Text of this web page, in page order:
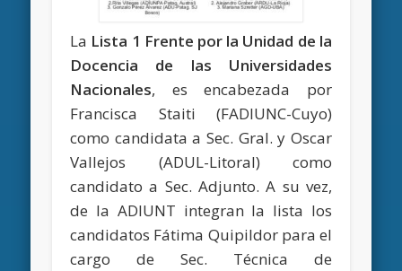
La Lista 1 Frente por la Unidad de la
Docencia de las Universidades
Nacionales, es encabezada por
Francisca Staiti (FADIUNC-Cuyo)
como candidata a Sec. Gral. y Oscar
Vallejos (ADUL-Litoral) como
candidato a Sec. Adjunto. A su vez,
de la ADIUNT integran la lista los
candidatos Fátima Quipildor para el
cargo de Sec. Técnica de